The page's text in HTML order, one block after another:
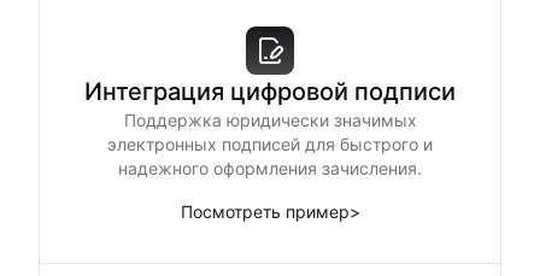
Интеграция цифровой подписи
Поддержка юридически значимых
электронных подписей для быстрого и
надежного оформления зачисления.
Посмотреть пример>